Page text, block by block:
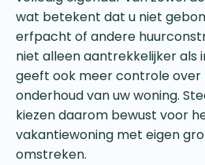
wat betekent dat u niet
erfpacht of andere
niet alleen aantrekkelijker als
geeft ook meer controle over
onderhoud van uw woning.
kiezen daarom bewust voor
vakantiewoning met eigen
omstreken.